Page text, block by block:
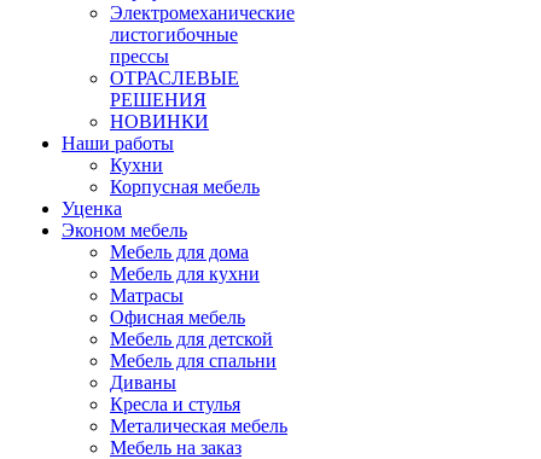
Электромеханические
листогибочные
прессы
ОТРАСЛЕВЫЕ
РЕШЕНИЯ
НОВИНКИ
Наши работы
Кухни
Корпусная мебель
Уценка
Эконом мебель
Мебель для дома
Мебель для кухни
Матрасы
Офисная мебель
Мебель для детской
Мебель для спальни
Диваны
Кресла и стулья
Металическая мебель
Мебель на заказ